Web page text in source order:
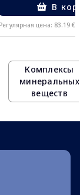
В
Регулярная цена: 83.19 €
Комплексы
минеральных
веществ